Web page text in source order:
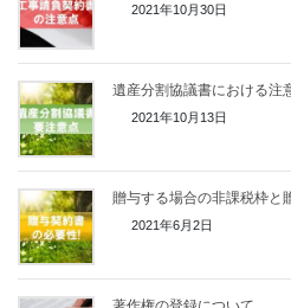
2021年10月30日
遺産分割協議書における注
2021年10月13日
贈与する場合の非課税枠と
2021年6月2日